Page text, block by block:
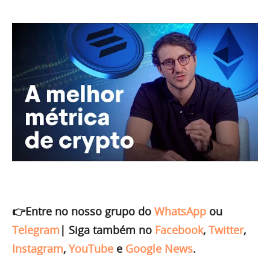
👉Entre no nosso grupo do WhatsApp ou
Telegram | Siga também no Facebook, Twitter,
Instagram, YouTube e Google News.